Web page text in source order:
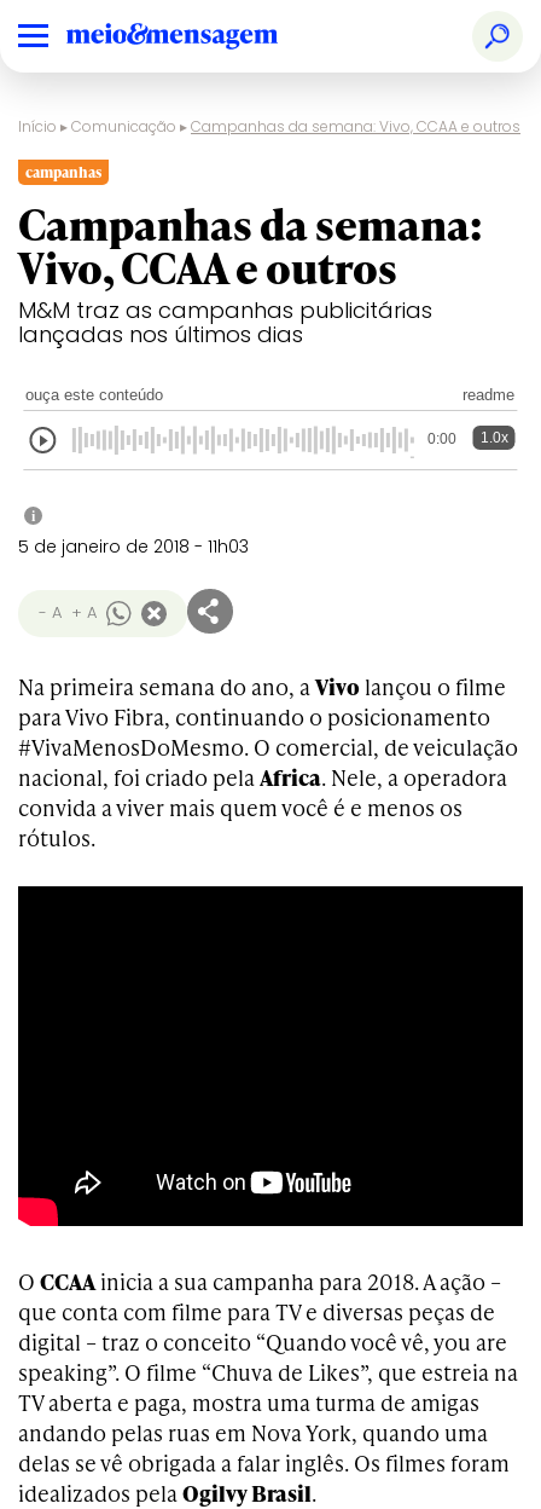
Início ▸Comunicação ▸Campanhas da semana: Vivo, CCAA e outros
campanhas
Campanhas da semana:
Vivo, CCAA e outros
M&M traz as campanhas publicitárias
lançadas nos últimos dias
ouça este conteúdo readme
0:00 1.0x
i
5 de janeiro de 2018 - 11h03
- A + A
Na primeira semana do ano, aVivo lançou o filme
para Vivo Fibra, continuando o posicionamento
#VivaMenosDoMesmo. O comercial, de veiculação
nacional, foi criado pelaAfrica. Nele, a operadora
convida a viver mais quem você é e menos os
rótulos.
O CCAAinicia a sua campanha para 2018. A ação –
que conta com filme para TV e diversas peças de
digital – traz o conceito “Quando você vê, you are
speaking”. O filme “Chuva de Likes”, que estreia na
TV aberta e paga, mostra uma turma de amigas
andando pelas ruas em Nova York, quando uma
delas se vê obrigada a falar inglês. Os filmes foram
idealizados pelaOgilvy Brasil.